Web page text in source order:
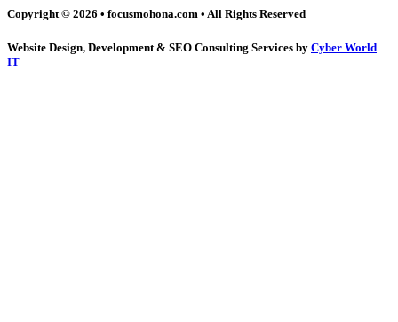
Copyright © 2026 • focusmohona.com • All Rights Reserved
Website Design, Development & SEO Consulting Services by Cyber World
IT